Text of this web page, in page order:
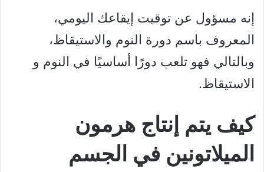
إنه مسؤول عن توقيت إيقاعك اليومي،
المعروف باسم دورة النوم والاستيقاظ،
وبالتالي فهو تلعب دورًا أساسيًا في النوم و
الاستيقاظ.
كيف يتم إنتاج هرمون
الميلاتونين في الجسم